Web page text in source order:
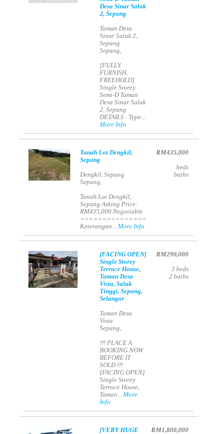
Desa Sinar Salak
2, Sepang
Taman Desa
Sinar Salak 2,
Sepang
Sepang,
[FULLY
FURNISH,
FREEHOLD]
Single Storey
Semi-D Taman
Desa Sinar Salak
2, Sepang
DETAILS : Type...
More Info
Tanah Lot Dengkil,
Sepang
Dengkil, Sepang
Sepang,
Tanah Lot Dengkil,
Sepang Asking Price:
RM435,000 Negotiable
===============
Keterangan...More Info
RM435,000
beds
baths
[FACING OPEN]
Single Storey
Terrace House,
Taman Desa
Vista, Salak
Tinggi, Sepang,
Selangor
Taman Desa
Vista
Sepang,
!!! PLACE A
BOOKING NOW
BEFORE IT
SOLD !!!
[FACING OPEN]
Single Storey
Terrace House,
Taman...More
Info
RM290,000
3 beds
2 baths
[VERY HUGE RM1,800,000